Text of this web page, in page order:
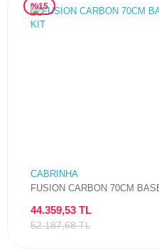
%15
CABRINHA
FUSION CARBON 70CM
44.359,53 TL
52.187,68 TL